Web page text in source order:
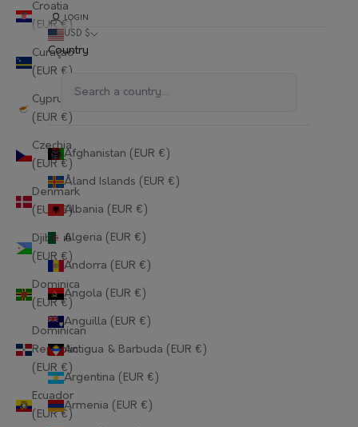
Croatia
(EUR €)
Curaçao
(EUR €)
Cyprus
(EUR €)
Czechia
(EUR €)
Denmark
(EUR €)
Djibouti
(EUR €)
Dominica
(EUR €)
Dominican
Republic
(EUR €)
Ecuador
(EUR €)
LOGIN
USD $
Country
Afghanistan (EUR €)
Åland Islands (EUR €)
Albania (EUR €)
Algeria (EUR €)
Andorra (EUR €)
Angola (EUR €)
Anguilla (EUR €)
Antigua & Barbuda (EUR €)
Argentina (EUR €)
Armenia (EUR €)